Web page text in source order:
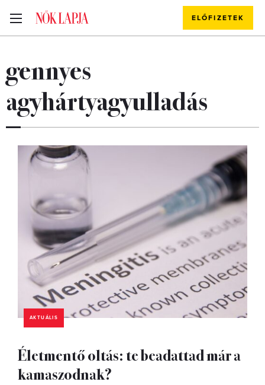
ELŐFIZETEK
gennyes
agyhártyagyulladás
AKTUÁLIS
Életmentő oltás: te beadattad már a
kamaszodnak?